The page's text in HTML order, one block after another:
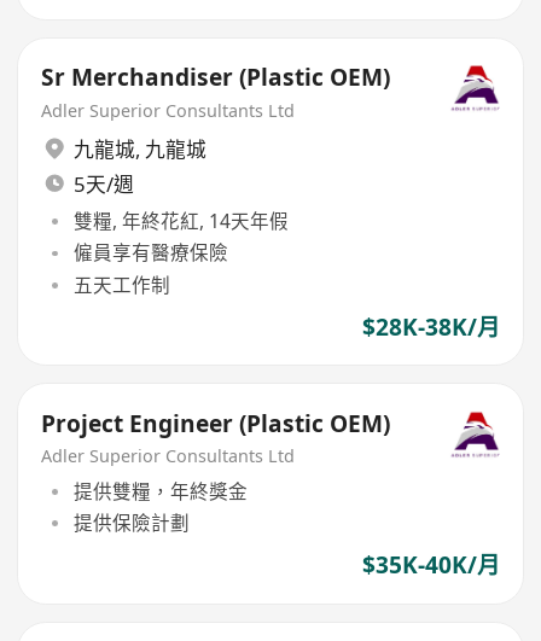
Sr Merchandiser (Plastic OEM)
Adler Superior Consultants Ltd
九龍城, 九龍城
5天/週
雙糧, 年終花紅, 14天年假
僱員享有醫療保險
五天工作制
$28K-38K/月
Project Engineer (Plastic OEM)
Adler Superior Consultants Ltd
提供雙糧，年終獎金
提供保險計劃
$35K-40K/月